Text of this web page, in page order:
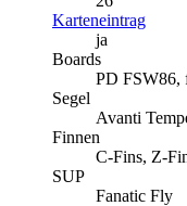
Karteneintrag
ja
Boards
PD FSW86,
Segel
Avanti
Finnen
C-Fins, Z-
SUP
Fanatic Fly